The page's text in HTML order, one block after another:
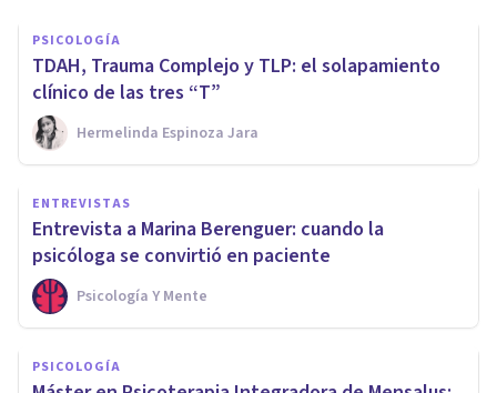
PSICOLOGÍA
TDAH, Trauma Complejo y TLP: el solapamiento
clínico de las tres “T”
Hermelinda Espinoza Jara
ENTREVISTAS
Entrevista a Marina Berenguer: cuando la
psicóloga se convirtió en paciente
Psicología Y Mente
PSICOLOGÍA